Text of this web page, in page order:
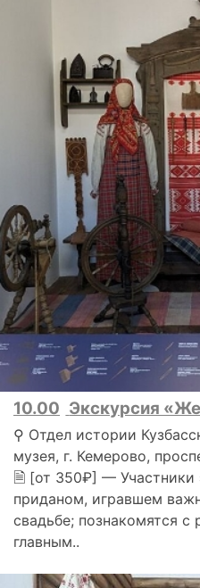
10.00 Экскурсия
⚲ Отдел истории
музея, г. Кемерово,
🗎 [от 350₽] — Участники
приданом, игравшем
свадьбе; познакомятся
главным..